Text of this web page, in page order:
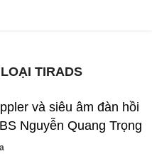
TIRADS
và siêu âm đàn hồi
Nguyễn Quang Trọng